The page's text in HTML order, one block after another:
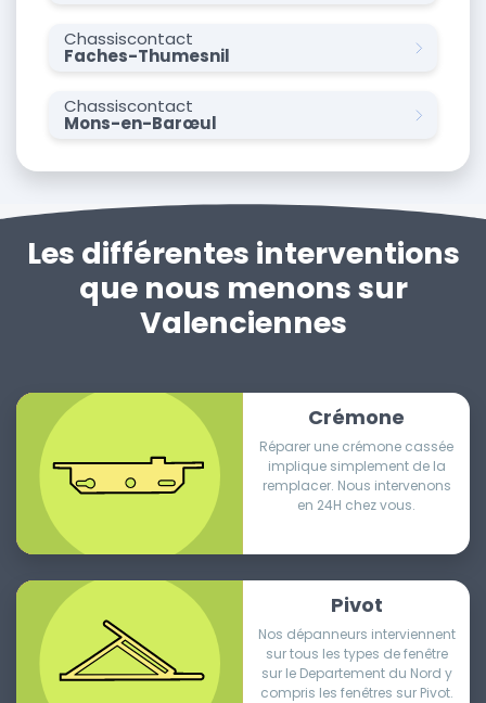
Chassiscontact
Faches-Thumesnil
Chassiscontact
Mons-en-Barœul
Les différentes interventions
que nous menons sur
Valenciennes
Crémone
Réparer une crémone cassée
implique simplement de la
remplacer. Nous intervenons
en 24H chez vous.
Pivot
Nos dépanneurs interviennent
sur tous les types de fenêtre
sur le Departement du Nord y
compris les fenêtres sur Pivot.